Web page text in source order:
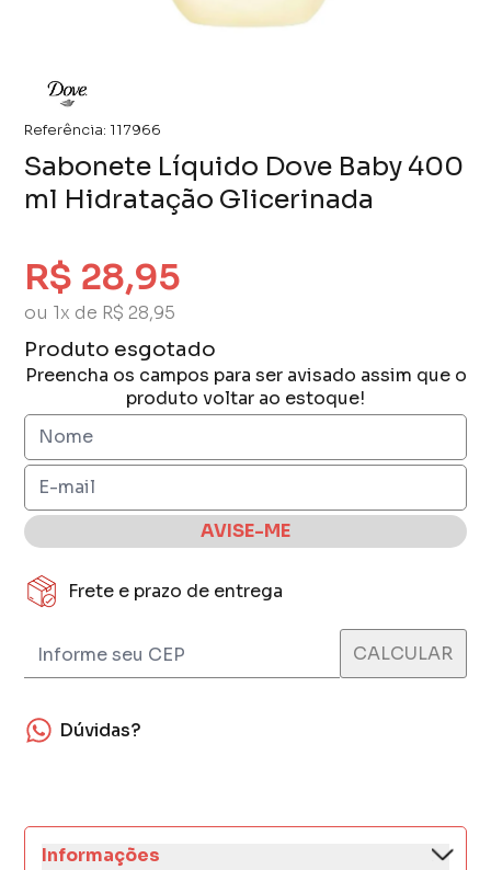
Referência: 117966
Sabonete Líquido Dove Baby 400
ml Hidratação Glicerinada
R$ 28,95
ou 1x de R$ 28,95
Produto esgotado
Preencha os campos para ser avisado assim que o
produto voltar ao estoque!
AVISE-ME
Frete e prazo de entrega
Dúvidas?
Informações